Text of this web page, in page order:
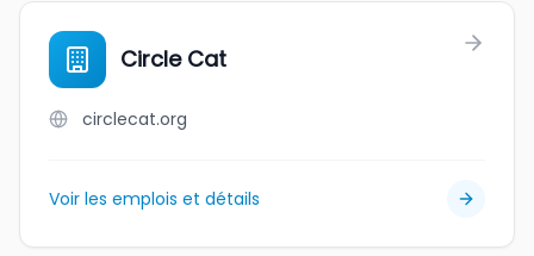
Circle Cat
circlecat.org
Voir les emplois et détails